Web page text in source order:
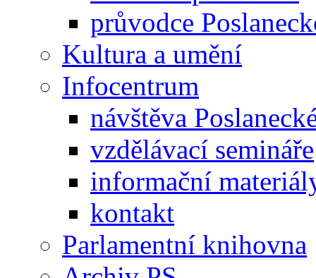
průvodce
Kultura a umění
Infocentrum
návštěva
vzdělávací semináře
informační
kontakt
Parlamentní knihovna